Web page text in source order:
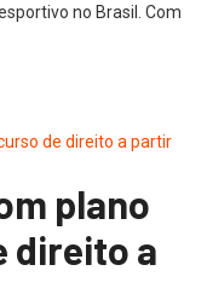
no Brasil. Com
plano
direito a